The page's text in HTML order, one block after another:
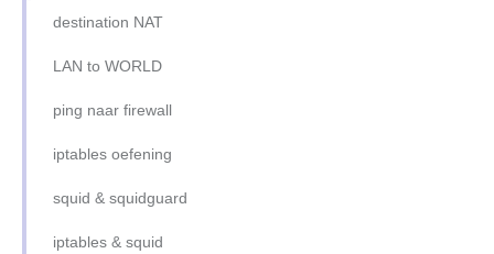
destination NAT
LAN to WORLD
ping naar firewall
iptables oefening
squid & squidguard
iptables & squid